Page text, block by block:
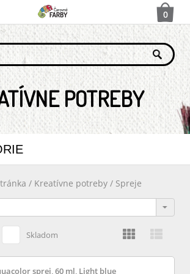
0
POTREBY
/ Kreatívne potreby/ Spreje
Skladom
sprej, 60 ml, Light blue